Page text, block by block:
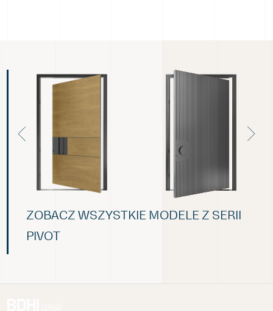
ZOBACZ WSZYSTKIE MODELE Z SERII
PIVOT